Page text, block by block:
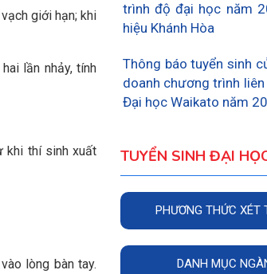
giới hạn; khi
lần nhảy, tính
khi thí sinh xuất
lòng bàn tay.
trình độ đại học năm
hiệu Khánh Hòa
Thông báo tuyển sinh
doanh chương trình
Đại học Waikato năm
TUYỂN SINH ĐẠI
PHƯƠNG THỨC XÉT
DANH MỤC